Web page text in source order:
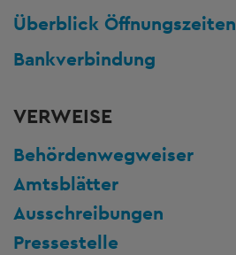
Überblick Öffnungszeiten
Bankverbindung
VERWEISE
Behördenwegweiser
Amtsblätter
Ausschreibungen
Pressestelle